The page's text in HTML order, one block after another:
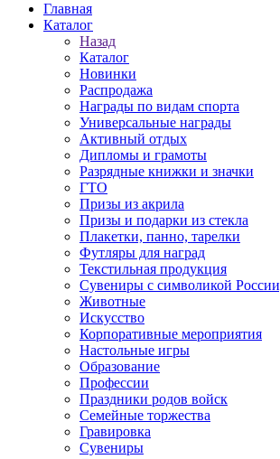
Главная
Каталог
Назад
Каталог
Новинки
Распродажа
Награды по видам спорта
Универсальные награды
Активный отдых
Дипломы и грамоты
Разрядные книжки и значки
ГТО
Призы из акрила
Призы и подарки из стекла
Плакетки, панно, тарелки
Футляры для наград
Текстильная продукция
Сувениры с символикой
Животные
Искусство
Корпоративные мероприятия
Настольные игры
Образование
Профессии
Праздники родов войск
Семейные торжества
Гравировка
Сувениры